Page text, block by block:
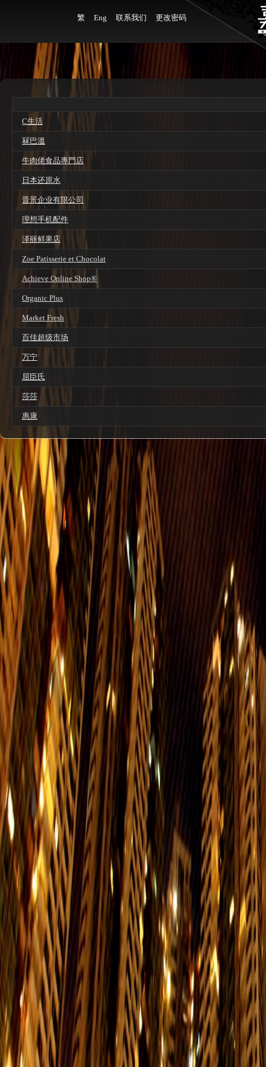
繁 Eng 联系我们 更改密码
C生活
冧巴溫
牛肉佬食品專門店
日本还原水
晋景企业有限公司
理想手机配件
泽丽鲜果店
Zoe Patisserie et Chocolat
Achieve Online Shop®
Organic Plus
Market Fresh
百佳超级市场
万宁
屈臣氏
莎莎
惠康